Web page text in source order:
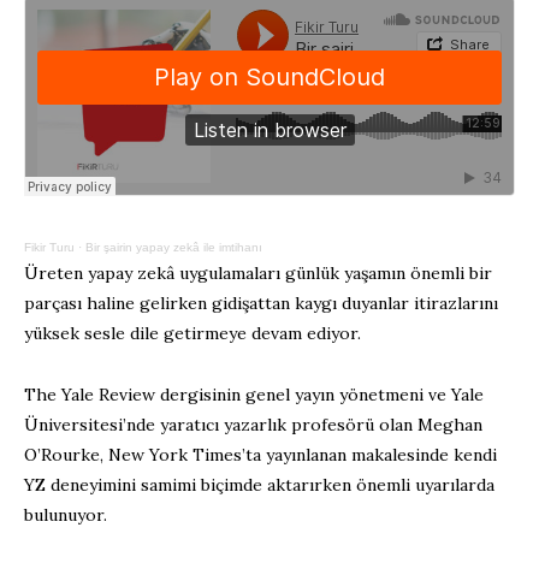
Fikir Turu · Bir şairin yapay zekâ ile imtihanı
Üreten yapay zekâ uygulamaları günlük yaşamın önemli bir
parçası haline gelirken gidişattan kaygı duyanlar itirazlarını
yüksek sesle dile getirmeye devam ediyor.
The Yale Review dergisinin genel yayın yönetmeni ve Yale
Üniversitesi’nde yaratıcı yazarlık profesörü olan Meghan
O’Rourke, New York Times’ta yayınlanan makalesinde kendi
YZ deneyimini samimi biçimde aktarırken önemli uyarılarda
bulunuyor.